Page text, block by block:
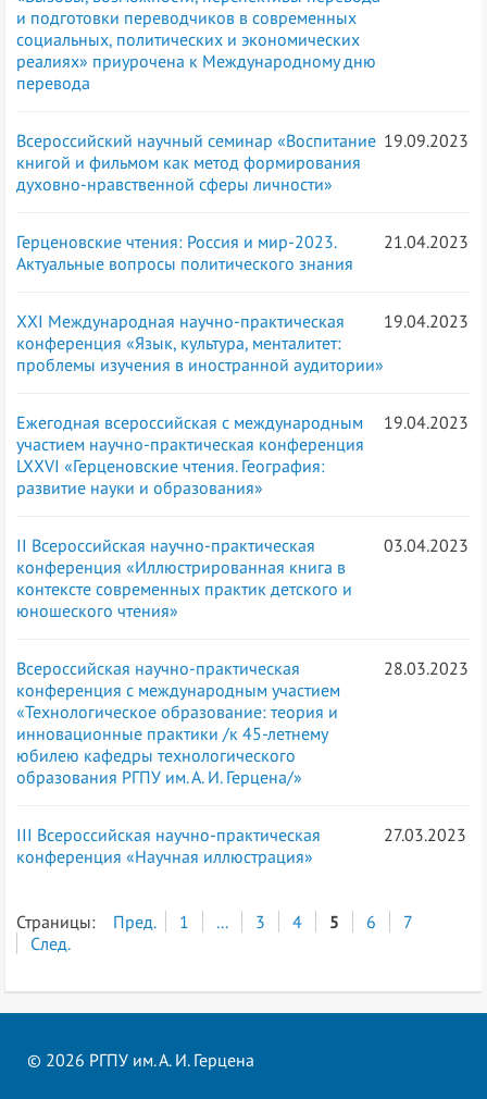
и подготовки переводчиков в современных
социальных, политических и экономических
реалиях» приурочена к Международному дню
перевода
Всероссийский научный семинар «Воспитание
книгой и фильмом как метод формирования
духовно-нравственной сферы личности»
19.09.2023
Герценовские чтения: Россия и мир-2023.
Актуальные вопросы политического знания
21.04.2023
XXI Международная научно-практическая
конференция «Язык, культура, менталитет:
проблемы изучения в иностранной аудитории»
19.04.2023
Ежегодная всероссийская с международным
участием научно-практическая конференция
LXXVI «Герценовские чтения. География:
развитие науки и образования»
19.04.2023
II Всероссийская научно-практическая
конференция «Иллюстрированная книга в
контексте современных практик детского и
юношеского чтения»
03.04.2023
Всероссийская научно-практическая
конференция с международным участием
«Технологическое образование: теория и
инновационные практики /к 45-летнему
юбилею кафедры технологического
образования РГПУ им. А. И. Герцена/»
28.03.2023
III Всероссийская научно-практическая
конференция «Научная иллюстрация»
27.03.2023
Страницы: Пред. 1 ... 3 4 5 6
7
След.
© 2026 РГПУ им. А. И. Герцена